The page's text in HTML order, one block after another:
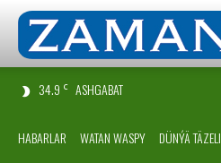
34.9 C ASHGABAT
HABARLAR WATAN WASPY DÜNÝÄ